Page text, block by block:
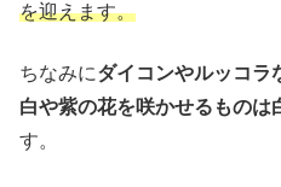
を迎えます。
ちなみにダイコンやルッコラ
白や紫の花を咲かせるものは
す。